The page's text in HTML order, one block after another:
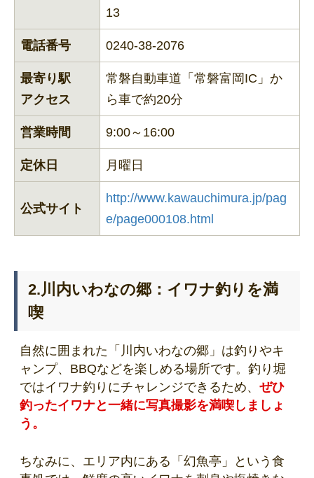
13
電話番号 0240-38-2076
最寄り駅
アクセス
常磐自動車道「常磐富岡IC」か
ら車で約20分
営業時間 9:00～16:00
定休日 月曜日
公式サイト
http://www.kawauchimura.jp/pag
e/page000108.html
2.川内いわなの郷：イワナ釣りを満
喫
自然に囲まれた「川内いわなの郷」は釣りやキ
ャンプ、BBQなどを楽しめる場所です。釣り堀
ではイワナ釣りにチャレンジできるため、 ぜひ
釣ったイワナと一緒に写真撮影を満喫しましょ
う。
ちなみに、エリア内にある「幻魚亭」という食